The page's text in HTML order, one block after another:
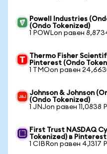
Powell Industries
(Ondo Tokenized)
1 POWLon равен
Thermo Fisher
Pinterest (Ondo
1 TMOon равен
Johnson & Johnson
(Ondo Tokenized)
1 JNJon равен 11,0838
First Trust NASDAQ
Tokenized) в
1 CIBRon равен 4,1317